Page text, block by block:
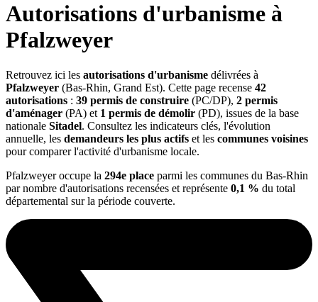
Autorisations d'urbanisme à
Pfalzweyer
Retrouvez ici les autorisations d'urbanisme délivrées à
Pfalzweyer (Bas-Rhin, Grand Est). Cette page recense 42
autorisations : 39 permis de construire (PC/DP), 2 permis
d'aménager (PA) et 1 permis de démolir (PD), issues de la base
nationale Sitadel. Consultez les indicateurs clés, l'évolution
annuelle, les demandeurs les plus actifs et les communes voisines
pour comparer l'activité d'urbanisme locale.
Pfalzweyer occupe la 294e place parmi les communes du Bas-Rhin
par nombre d'autorisations recensées et représente 0,1 % du total
départemental sur la période couverte.